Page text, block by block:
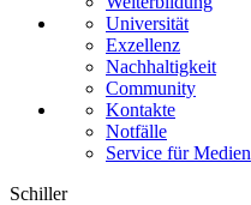
Universität
Exzellenz
Nachhaltigkeit
Community
Kontakte
Notfälle
Service für Medien
Schiller